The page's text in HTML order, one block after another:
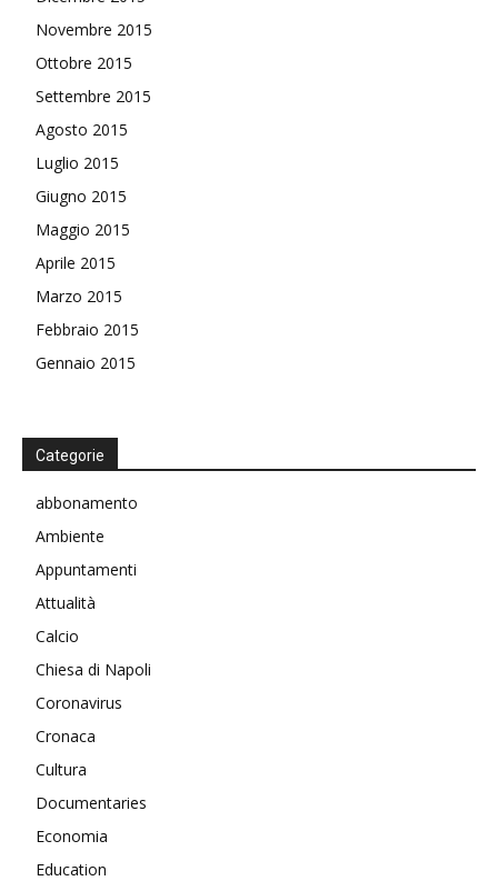
Novembre 2015
Ottobre 2015
Settembre 2015
Agosto 2015
Luglio 2015
Giugno 2015
Maggio 2015
Aprile 2015
Marzo 2015
Febbraio 2015
Gennaio 2015
Categorie
abbonamento
Ambiente
Appuntamenti
Attualità
Calcio
Chiesa di Napoli
Coronavirus
Cronaca
Cultura
Documentaries
Economia
Education